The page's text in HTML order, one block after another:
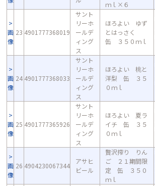
ｍｌ×６
画
像
23 4901777368019
サント
リーホ
ールデ
ィング
ス
ほろよい ゆず
とはっさく
缶 ３５０ｍｌ
画
像
24 4901777368033
サント
リーホ
ールデ
ィング
ス
ほろよい 桃と
洋梨 缶 ３５
０ｍｌ
画
像
25 4901777365926
サント
リーホ
ールデ
ィング
ス
ほろよい 夏ラ
イチ 缶 ３５
０ｍｌ
画
像
26 4904230067344
アサヒ
ビール
贅沢搾り りん
ご ２１期間限
定 缶 ３５０
ｍｌ